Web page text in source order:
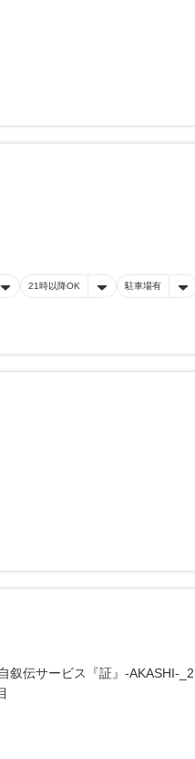
21時以降OK 駐車場有